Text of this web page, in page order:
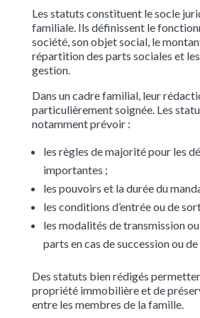
Les statuts constituent le socle
familiale. Ils définissent le
société, son objet social, le
répartition des parts sociales et
gestion.
Dans un cadre familial, leur
particulièrement soignée. Les
notamment prévoir :
les règles de majorité pour les
importantes ;
les pouvoirs et la durée du
les conditions d’entrée ou de
les modalités de transmission
parts en cas de succession ou
Des statuts bien rédigés
propriété immobilière et de
entre les membres de la famille.